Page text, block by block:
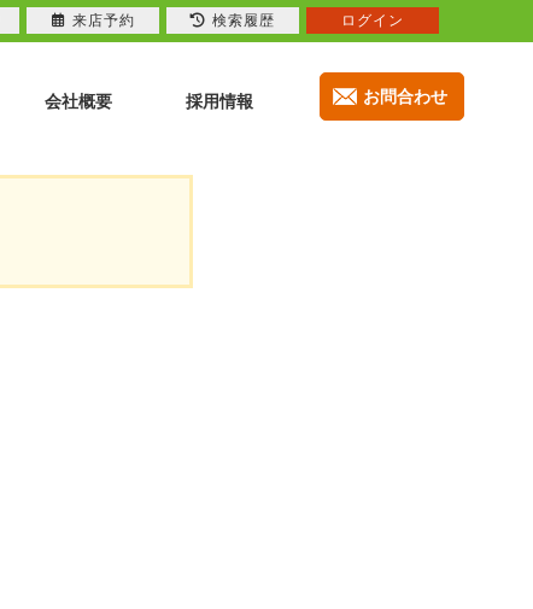
お問合わせ
会社概要 採用情報
来店予約 検索履歴 ログイン